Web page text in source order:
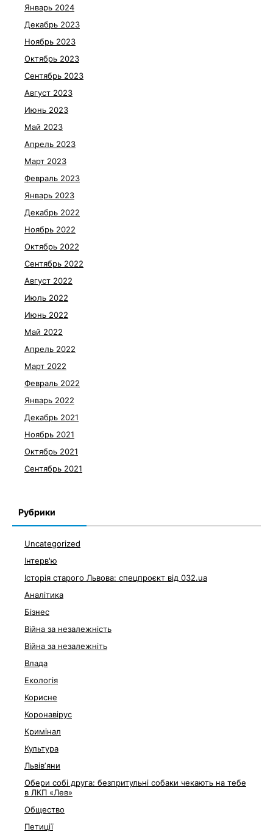
Январь 2024
Декабрь 2023
Ноябрь 2023
Октябрь 2023
Сентябрь 2023
Август 2023
Июнь 2023
Май 2023
Апрель 2023
Март 2023
Февраль 2023
Январь 2023
Декабрь 2022
Ноябрь 2022
Октябрь 2022
Сентябрь 2022
Август 2022
Июль 2022
Июнь 2022
Май 2022
Апрель 2022
Март 2022
Февраль 2022
Январь 2022
Декабрь 2021
Ноябрь 2021
Октябрь 2021
Сентябрь 2021
Рубрики
Uncategorized
Інтерв'ю
Історія старого Львова: спецпроєкт від 032.ua
Аналітика
Бізнес
Війна за незалежність
Війна за незалежніть
Влада
Екологія
Корисне
Коронавірус
Кримінал
Культура
Львівʼяни
Обери собі друга: безпритульні собаки чекають на тебе
в ЛКП «Лев»
Общество
Петиції